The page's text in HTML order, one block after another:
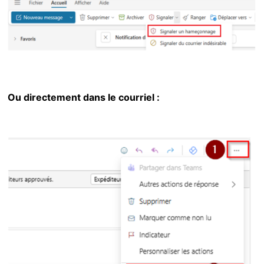
Ou directement dans le courriel :